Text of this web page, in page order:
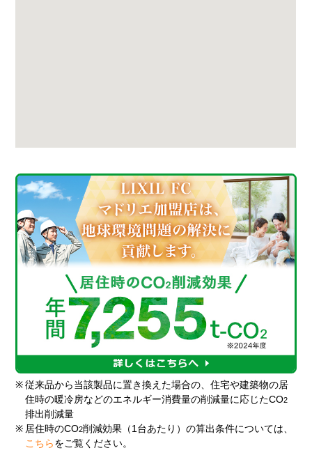
※ 従来品から当該製品に置き換えた場合の、住宅や建築物の居
住時の暖冷房などのエネルギー消費量の削減量に応じたCO2
排出削減量
※ 居住時のCO2削減効果（1台あたり）の算出条件については、
こちら をご覧ください。